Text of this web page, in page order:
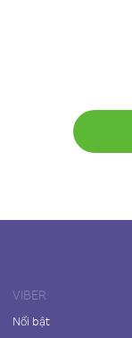
VIBER
Nổi bật